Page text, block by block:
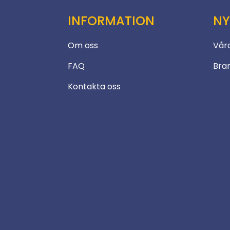
INFORMATION
Om oss
FAQ
Kontakta oss